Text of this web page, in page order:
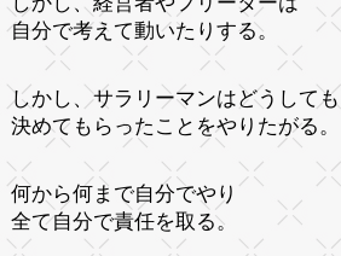
自分で考えて動いたりする。
しかし、サラリーマンはどうしても
決めてもらったことをやりたがる。
何から何まで自分でやり
全て自分で責任を取る。